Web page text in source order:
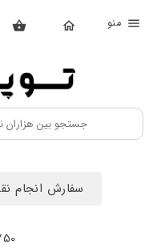
بستن
محصولات
تهیه
اشتراک
سفارش انجام نقشه کشی